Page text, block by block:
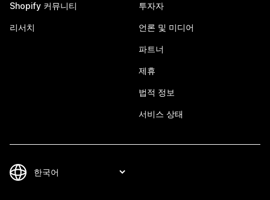
Shopify 커뮤니티
리서치
투자자
언론 및 미디어
파트너
제휴
법적 정보
서비스 상태